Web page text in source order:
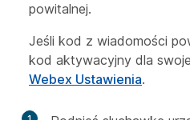
powitalnej.
Jeśli kod z wiadomości
kod aktywacyjny dla
Webex Ustawienia.